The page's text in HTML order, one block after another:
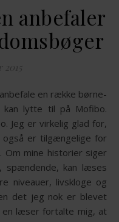
anbefaler
2015
kan lytte til på Mofibo.
Jeg er virkelig glad for,
er tilgængelige for
mine historier siger
spændende, kan læses
niveauer, livskloge og
det jeg nok er blevet
en læser fortalte mig, at